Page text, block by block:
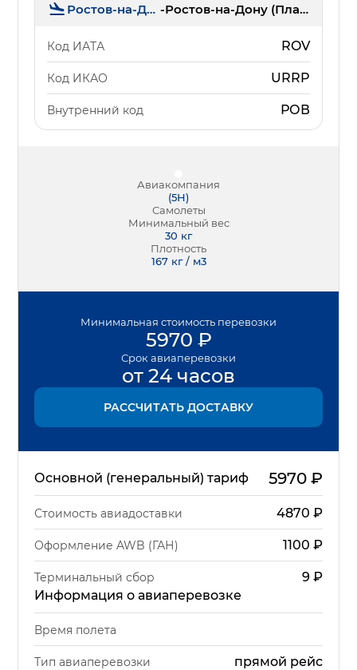
Ростов-на-Дону - Ростов-на-Дону (Платов)
Код ИАТА ROV
Код ИКАО URRP
Внутренний код РОВ
Авиакомпания
(5Н)
Самолеты
Минимальный вес
30 кг
Плотность
167 кг / м3
Минимальная стоимость перевозки
5970 ₽
Срок авиаперевозки
от 24 часов
РАССЧИТАТЬ ДОСТАВКУ
Основной (генеральный) тариф 5970₽
Стоимость авиадоставки 4870 ₽
Оформление AWB (ГАН) 1100 ₽
Терминальный сбор 9 ₽
Информация о авиаперевозке
Время полета
Тип авиаперевозки прямой рейс